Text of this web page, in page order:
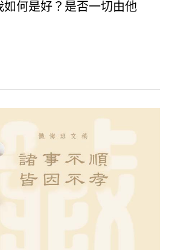
如何是好？是否一切由他